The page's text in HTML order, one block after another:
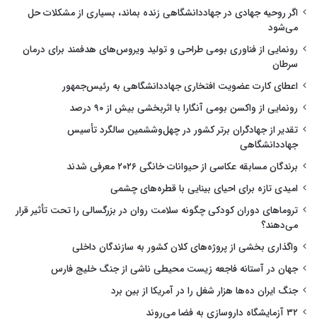
اگر روحیه جهادی در جهاددانشگاهی زنده بماند، بسیاری از مشکلات حل
می‌شود
رونمایی از فناوری بومی طراحی و تولید ویروس‌های هدفمند برای درمان
سرطان
اعطای کارت عضویت افتخاری جهاددانشگاهی به رئیس‌جمهور
رونمایی از واکسن بومی آنگارا با اثربخشی بیش از ۹۰ درصد
تقدیر از جهادگران برتر کشور در چهل‌وششمین سالگرد تأسیس
جهاددانشگاهی
برندگان مسابقه عکاسی از حیوانات خانگی ۲۰۲۶ معرفی شدند
امیدی تازه برای احیای بینایی با قطره‌های چشمی
تروماهای دوران کودکی چگونه سلامت روان در بزرگسالی را تحت تأثیر قرار
می‌دهند؟
واگذاری بخشی از پروژه‌های کلان کشور به سازندگان داخلی
جهان در آستانه فاجعه زیست محیطی ناشی از جنگ خلیج فارس
جنگ ایران ده‌ها هزار شغل را در آمریکا از بین برد
۳۲ آزمایشگاه داروسازی به فضا می‌روند